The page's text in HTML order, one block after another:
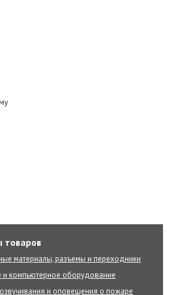
товаров
материалы, разъемы и переходники
и компьютерное оборудование
и оповещения о пожаре